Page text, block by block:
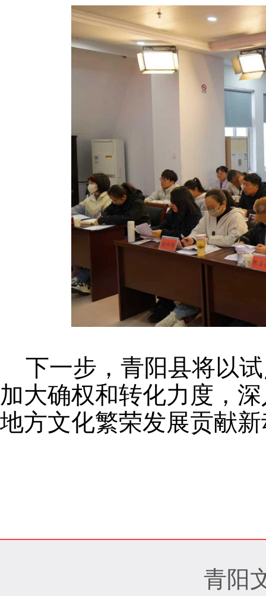
下一步，青阳县将以
加大确权和转化力度，
地方文化繁荣发展贡献
青阳